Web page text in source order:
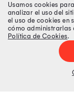
Tiendas Peruanas
Precios disponibles
Usamos cookies
analizar el uso del
el uso de cookies en
cómo administrarlas
Política de Cookies.